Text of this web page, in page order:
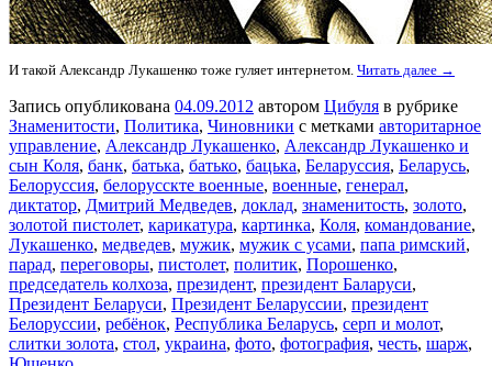
И такой Александр Лукашенко тоже гуляет интернетом. Читать далее →
Запись опубликована 04.09.2012 автором Цибуля в рубрике
Знаменитости, Политика, Чиновники с метками авторитарное
управление, Александр Лукашенко, Александр Лукашенко и
сын Коля, банк, батька, батько, бацька, Беларуссия, Беларусь,
Белоруссия, белорусскте военные, военные, генерал,
диктатор, Дмитрий Медведев, доклад, знаменитость, золото,
золотой пистолет, карикатура, картинка, Коля, командование,
Лукашенко, медведев, мужик, мужик с усами, папа римский,
парад, переговоры, пистолет, политик, Порошенко,
председатель колхоза, президент, президент Баларуси,
Президент Беларуси, Президент Беларуссии, президент
Белоруссии, ребёнок, Республика Беларусь, серп и молот,
слитки золота, стол, украина, фото, фотография, честь, шарж,